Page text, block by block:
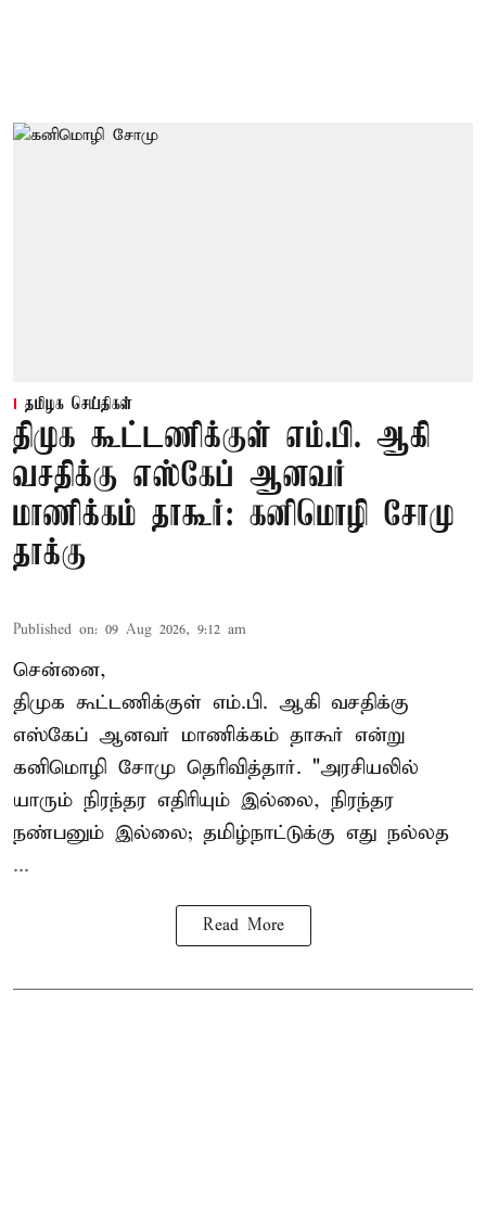
தமிழக செய்திகள்
திமுக கூட்டணிக்குள் எம்.பி. ஆகி
வசதிக்கு எஸ்கேப் ஆனவர்
மாணிக்கம் தாகூர்: கனிமொழி சோமு
தாக்கு
Published on: 09 Aug 2026, 9:12 am
சென்னை,
திமுக கூட்டணிக்குள் எம்.பி. ஆகி வசதிக்கு
எஸ்கேப் ஆனவர் மாணிக்கம் தாகூர் என்று
கனிமொழி சோமு தெரிவித்தார். "அரசியலில்
யாரும் நிரந்தர எதிரியும் இல்லை, நிரந்தர
நண்பனும் இல்லை; தமிழ்நாட்டுக்கு எது நல்லத
...
Read More